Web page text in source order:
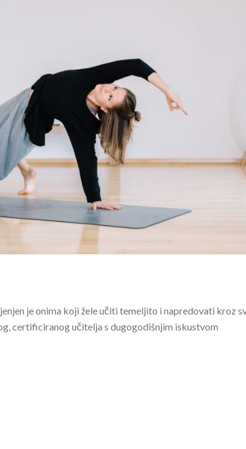
je onima koji žele učiti temeljito i napredovati kroz
certificiranog učitelja s dugogodišnjim iskustvom